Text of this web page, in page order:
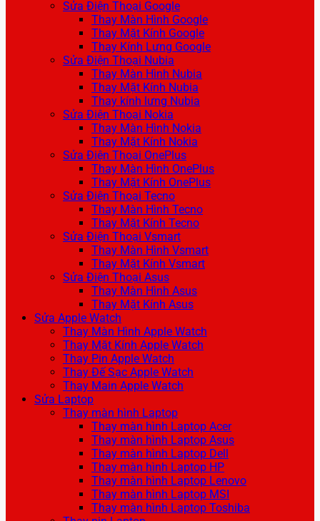
Sửa Điện Thoại Google
Thay Màn Hình Google
Thay Mặt Kính Google
Thay Kính Lưng Google
Sửa Điện Thoại Nubia
Thay Màn Hình Nubia
Thay Mặt Kính Nubia
Thay kính lưng Nubia
Sửa Điện Thoại Nokia
Thay Màn Hình Nokia
Thay Mặt Kính Nokia
Sửa Điện Thoại OnePlus
Thay Màn Hình OnePlus
Thay Mặt Kính OnePlus
Sửa Điện Thoại Tecno
Thay Màn Hình Tecno
Thay Mặt Kính Tecno
Sửa Điện Thoại Vsmart
Thay Màn Hình Vsmart
Thay Mặt Kính Vsmart
Sửa Điện Thoại Asus
Thay Màn Hình Asus
Thay Mặt Kính Asus
Sửa Apple Watch
Thay Màn Hình Apple Watch
Thay Mặt Kính Apple Watch
Thay Pin Apple Watch
Thay Đế Sạc Apple Watch
Thay Main Apple Watch
Sửa Laptop
Thay màn hình Laptop
Thay màn hình Laptop Acer
Thay màn hình Laptop Asus
Thay màn hình Laptop Dell
Thay màn hình Laptop HP
Thay màn hình Laptop Lenovo
Thay màn hình Laptop MSI
Thay màn hình Laptop Toshiba